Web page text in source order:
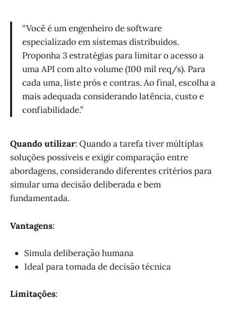
“Você é um engenheiro de software
especializado em sistemas distribuídos.
Proponha 3 estratégias para limitar o acesso a
uma API com alto volume (100 mil req/s). Para
cada uma, liste prós e contras. Ao final, escolha a
mais adequada considerando latência, custo e
confiabilidade.”
Quando utilizar: Quando a tarefa tiver múltiplas
soluções possíveis e exigir comparação entre
abordagens, considerando diferentes critérios para
simular uma decisão deliberada e bem
fundamentada.
Vantagens:
Simula deliberação humana
Ideal para tomada de decisão técnica
Limitações: